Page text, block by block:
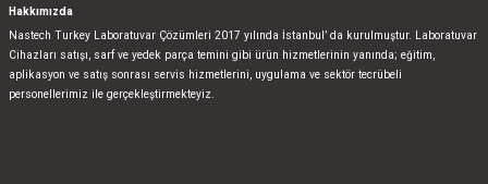
Hakkımızda
Nastech Turkey Laboratuvar Çözümleri 2017 yılında İstanbul’ da kurulmuştur. Laboratuvar
Cihazları satışı, sarf ve yedek parça temini gibi ürün hizmetlerinin yanında; eğitim,
aplikasyon ve satış sonrası servis hizmetlerini, uygulama ve sektör tecrübeli
personellerimiz ile gerçekleştirmekteyiz.